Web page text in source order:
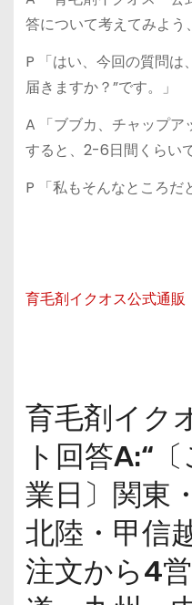
答について考えてみよう
P 「はい、今回の質問は
届きますか？”です。」
A 「ブブカ、チャップア
すると、2-6日間くらい
P 「私もそんなところだ
育毛剤イクオス公式通販
育毛剤イク
ト回答A:“
業日〕関東
北陸・甲信
注文から4